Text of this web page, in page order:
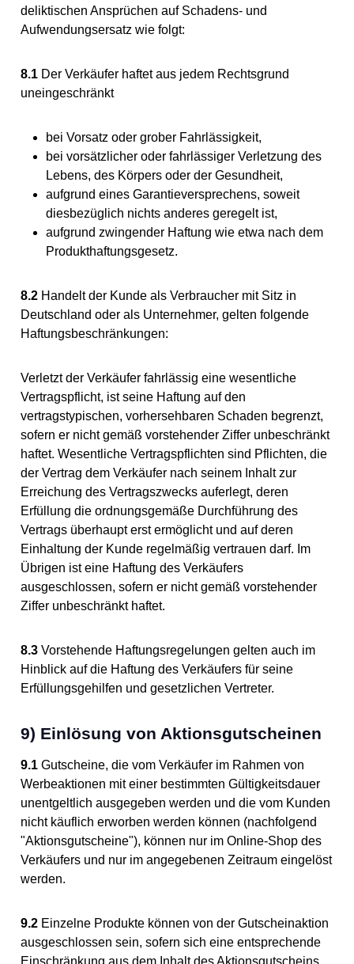
deliktischen Ansprüchen auf Schadens- und
Aufwendungsersatz wie folgt:
8.1 Der Verkäufer haftet aus jedem Rechtsgrund
uneingeschränkt
bei Vorsatz oder grober Fahrlässigkeit,
bei vorsätzlicher oder fahrlässiger Verletzung des
Lebens, des Körpers oder der Gesundheit,
aufgrund eines Garantieversprechens, soweit
diesbezüglich nichts anderes geregelt ist,
aufgrund zwingender Haftung wie etwa nach dem
Produkthaftungsgesetz.
8.2 Handelt der Kunde als Verbraucher mit Sitz in
Deutschland oder als Unternehmer, gelten folgende
Haftungsbeschränkungen:
Verletzt der Verkäufer fahrlässig eine wesentliche
Vertragspflicht, ist seine Haftung auf den
vertragstypischen, vorhersehbaren Schaden begrenzt,
sofern er nicht gemäß vorstehender Ziffer unbeschränkt
haftet. Wesentliche Vertragspflichten sind Pflichten, die
der Vertrag dem Verkäufer nach seinem Inhalt zur
Erreichung des Vertragszwecks auferlegt, deren
Erfüllung die ordnungsgemäße Durchführung des
Vertrags überhaupt erst ermöglicht und auf deren
Einhaltung der Kunde regelmäßig vertrauen darf. Im
Übrigen ist eine Haftung des Verkäufers
ausgeschlossen, sofern er nicht gemäß vorstehender
Ziffer unbeschränkt haftet.
8.3 Vorstehende Haftungsregelungen gelten auch im
Hinblick auf die Haftung des Verkäufers für seine
Erfüllungsgehilfen und gesetzlichen Vertreter.
9) Einlösung von Aktionsgutscheinen
9.1 Gutscheine, die vom Verkäufer im Rahmen von
Werbeaktionen mit einer bestimmten Gültigkeitsdauer
unentgeltlich ausgegeben werden und die vom Kunden
nicht käuflich erworben werden können (nachfolgend
"Aktionsgutscheine"), können nur im Online-Shop des
Verkäufers und nur im angegebenen Zeitraum eingelöst
werden.
9.2 Einzelne Produkte können von der Gutscheinaktion
ausgeschlossen sein, sofern sich eine entsprechende